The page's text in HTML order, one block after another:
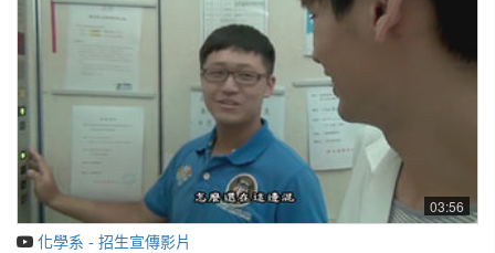
03:56
化學系 - 招生宣傳影片